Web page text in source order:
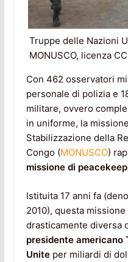
Truppe delle Nazioni
MONUSCO, licenza
Con 462 osservatori
personale di polizia e
militare, ovvero
in uniforme, la
Stabilizzazione della
Congo (MONUSCO)
missione di
Istituita 17 anni fa
2010), questa
drasticamente diversa
presidente americano
Uniteper miliardi di